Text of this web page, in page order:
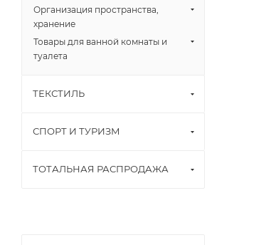
Организация пространства,
хранение
Товары для ванной комнаты и
туалета
ТЕКСТИЛЬ
СПОРТ И ТУРИЗМ
ТОТАЛЬНАЯ РАСПРОДАЖА